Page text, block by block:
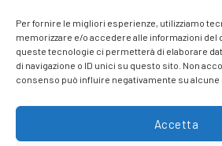
Per fornire le migliori esperienze, utilizziamo
memorizzare e/o accedere alle informazioni del
queste tecnologie ci permetterà di elaborare
di navigazione o ID unici su questo sito. Non
consenso può influire negativamente su
Accetta